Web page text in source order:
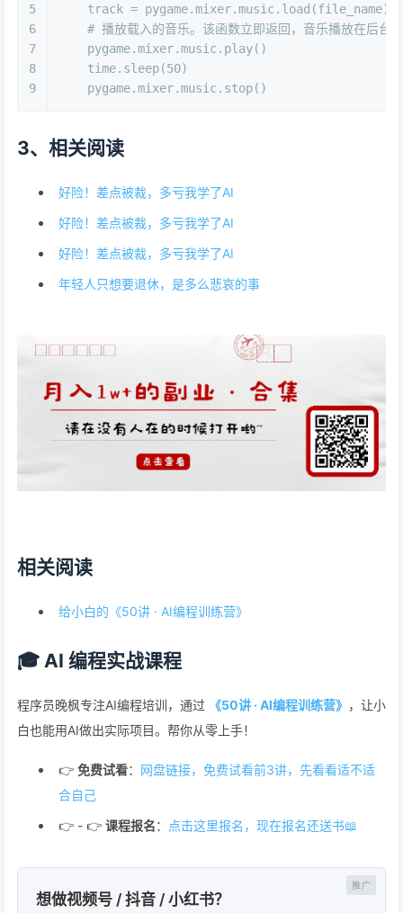
5
6
7
8
9
    track = pygame.mixer.music.load(file_name)
# 播放载入的音乐。该函数立即返回，音乐播放在后台
    pygame.mixer.music.play()
    time.sleep(
50)
    pygame.mixer.music.stop()
3、相关阅读
好险！差点被裁，多亏我学了AI
好险！差点被裁，多亏我学了AI
好险！差点被裁，多亏我学了AI
年轻人只想要退休，是多么悲哀的事
相关阅读
给小白的《50讲 · AI编程训练营》
🎓 AI 编程实战课程
程序员晚枫专注AI编程培训，通过 《50讲 · AI编程训练营》 ，让小
白也能用AI做出实际项目。帮你从零上手！
👉 免费试看：
网盘链接，免费试看前3讲，先看看适不适
合自己
👉 - 👉 课程报名： 点击这里报名，现在报名还送书📖
想做视频号 / 抖音 / 小红书？